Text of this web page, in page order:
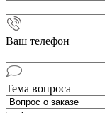
Ваш телефон
Тема вопроса